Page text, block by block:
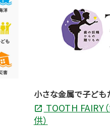
TOOTH FAIRY
供）
小さな金属で子ども